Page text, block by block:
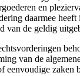
en
daarmee heeft
van de geldig
van de
eenvoudige zaken